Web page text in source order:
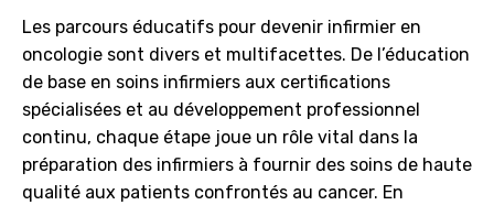
Les parcours éducatifs pour devenir infirmier en
oncologie sont divers et multifacettes. De l’éducation
de base en soins infirmiers aux certifications
spécialisées et au développement professionnel
continu, chaque étape joue un rôle vital dans la
préparation des infirmiers à fournir des soins de haute
qualité aux patients confrontés au cancer. En